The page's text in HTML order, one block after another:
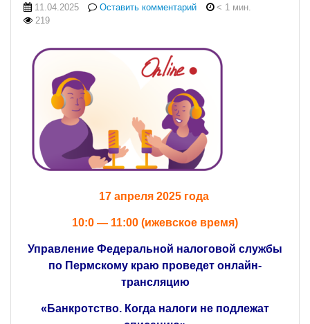
11.04.2025 Оставить комментарий
< 1 мин.
219
17 апреля 2025 года
10:0 — 11:00 (ижевское время)
Управление Федеральной налоговой службы
по Пермскому краю проведет онлайн-
трансляцию
«Банкротство. Когда налоги не подлежат